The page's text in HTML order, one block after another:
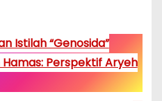
Istilah “Genosida”
Perspektif Aryeh